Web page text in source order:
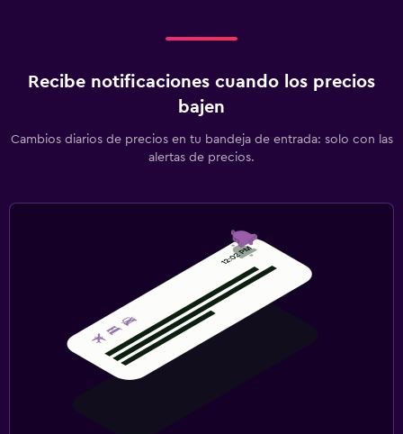
Recibe notificaciones cuando los precios
bajen
Cambios diarios de precios en tu bandeja de entrada: solo con las
alertas de precios.